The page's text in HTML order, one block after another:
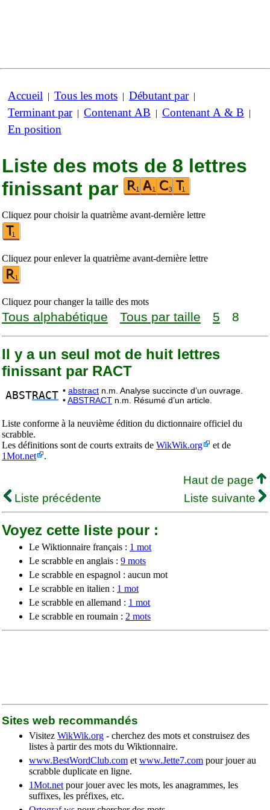
Accueil | Tous les mots | Débutant par|
Terminant par| Contenant AB | Contenant A & B |
En position
Liste des mots de 8 lettres
finissant par
Cliquez pour choisir la quatrième avant-dernière lettre
Cliquez pour enlever la quatrième avant-dernière lettre
Cliquez pour changer la taille des mots
Tous alphabétique Tous par taille 5 8
Il y a un seul mot de huit lettres
finissant par RACT
ABSTRACT • abstract n.m. Analyse succincte d’un ouvrage.
•ABSTRACT n.m. Résumé d’un article.
Liste conforme à la neuvième édition du dictionnaire officiel du
scrabble.
Les définitions sont de courts extraits de WikWik.org
et de
1Mot.net
.
Haut de page
Liste précédente
Liste suivante
Voyez cette liste pour :
Le Wiktionnaire français : 1 mot
Le scrabble en anglais : 9 mots
Le scrabble en espagnol : aucun mot
Le scrabble en italien : 1 mot
Le scrabble en allemand : 1 mot
Le scrabble en roumain : 2 mots
Sites web recommandés
Visitez WikWik.org - cherchez des mots et construisez des
listes à partir des mots du Wiktionnaire.
www.BestWordClub.com et www.Jette7.com pour jouer au
scrabble duplicate en ligne.
1Mot.net pour jouer avec les mots, les anagrammes, les
suffixes, les préfixes, etc.